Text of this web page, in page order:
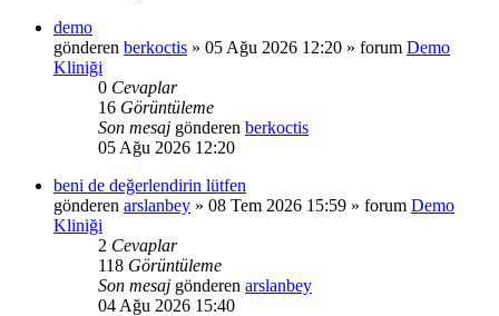
demo
gönderen berkoctis » 05 Ağu 2026 12:20 » forum Demo
Kliniği
0 Cevaplar
16 Görüntüleme
Son mesaj gönderen berkoctis
05 Ağu 2026 12:20
beni de değerlendirin lütfen
gönderen arslanbey » 08 Tem 2026 15:59 » forum Demo
Kliniği
2 Cevaplar
118 Görüntüleme
Son mesaj gönderen arslanbey
04 Ağu 2026 15:40